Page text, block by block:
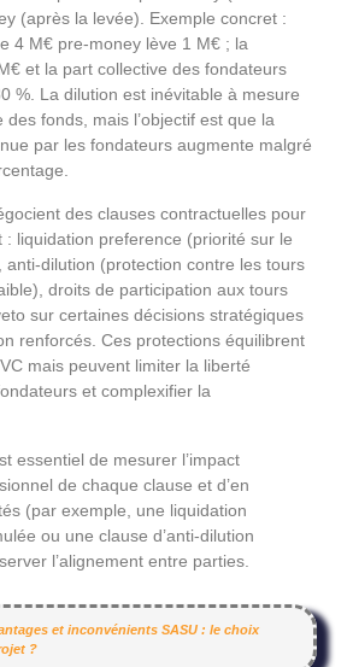
(après la levée). Exemple concret :
4 M€ pre‑money lève 1 M€ ; la
et la part collective des fondateurs
%. La dilution est inévitable à mesure
des fonds, mais l’objectif est que la
par les fondateurs augmente malgré
des clauses contractuelles pour
: liquidation preference (priorité sur le
(protection contre les tours
droits de participation aux tours
sur certaines décisions stratégiques
renforcés. Ces protections équilibrent
mais peuvent limiter la liberté
et complexifier la
essentiel de mesurer l’impact
de chaque clause et d’en
(par exemple, une liquidation
ou une clause d’anti‑dilution
l’alignement entre parties.
et inconvénients SASU : le choix
?